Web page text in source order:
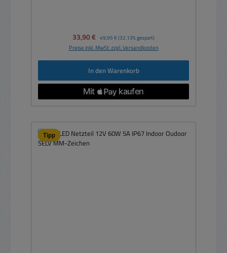
Verkaufspreis:
33,90 € Regulärer Preis:
49,95 € (32.13% gespart)
Preise inkl. MwSt. zzgl. Versandkosten
In den Warenkorb
Tipp